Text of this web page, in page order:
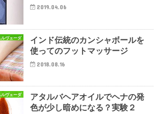
2019.04.06
ルヴェーダ
インド伝統のカンシャボールを
使ってのフットマッサージ
2018.08.16
ルヴェーダ
アタルバヘアオイルでヘナの発
色が少し暗めになる？実験２